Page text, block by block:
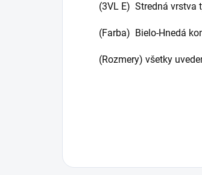
(3VL E) Stredná vrstva
(Farba) Bielo-Hnedá
(Rozmery) všetky